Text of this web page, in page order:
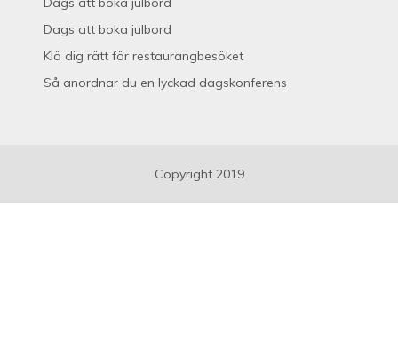
Dags att boka julbord
Klä dig rätt för restaurangbesöket
Så anordnar du en lyckad dagskonferens